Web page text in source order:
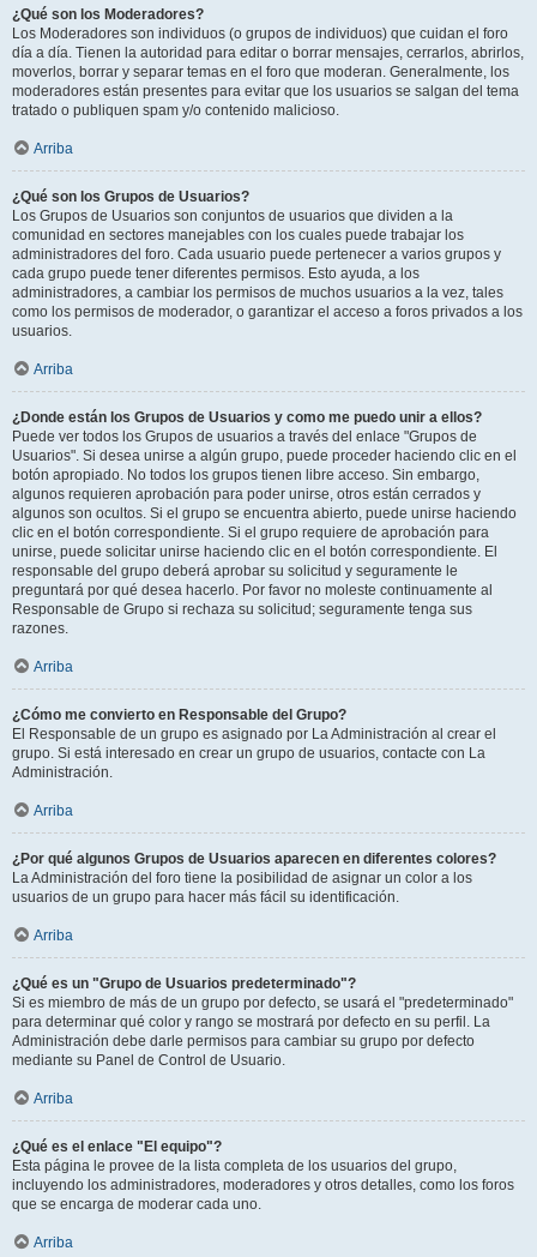
¿Qué son los Moderadores?
Los Moderadores son individuos (o grupos de individuos) que cuidan el foro
día a día. Tienen la autoridad para editar o borrar mensajes, cerrarlos, abrirlos,
moverlos, borrar y separar temas en el foro que moderan. Generalmente, los
moderadores están presentes para evitar que los usuarios se salgan del tema
tratado o publiquen spam y/o contenido malicioso.
Arriba
¿Qué son los Grupos de Usuarios?
Los Grupos de Usuarios son conjuntos de usuarios que dividen a la
comunidad en sectores manejables con los cuales puede trabajar los
administradores del foro. Cada usuario puede pertenecer a varios grupos y
cada grupo puede tener diferentes permisos. Esto ayuda, a los
administradores, a cambiar los permisos de muchos usuarios a la vez, tales
como los permisos de moderador, o garantizar el acceso a foros privados a los
usuarios.
Arriba
¿Donde están los Grupos de Usuarios y como me puedo unir a ellos?
Puede ver todos los Grupos de usuarios a través del enlace "Grupos de
Usuarios". Si desea unirse a algún grupo, puede proceder haciendo clic en el
botón apropiado. No todos los grupos tienen libre acceso. Sin embargo,
algunos requieren aprobación para poder unirse, otros están cerrados y
algunos son ocultos. Si el grupo se encuentra abierto, puede unirse haciendo
clic en el botón correspondiente. Si el grupo requiere de aprobación para
unirse, puede solicitar unirse haciendo clic en el botón correspondiente. El
responsable del grupo deberá aprobar su solicitud y seguramente le
preguntará por qué desea hacerlo. Por favor no moleste continuamente al
Responsable de Grupo si rechaza su solicitud; seguramente tenga sus
razones.
Arriba
¿Cómo me convierto en Responsable del Grupo?
El Responsable de un grupo es asignado por La Administración al crear el
grupo. Si está interesado en crear un grupo de usuarios, contacte con La
Administración.
Arriba
¿Por qué algunos Grupos de Usuarios aparecen en diferentes colores?
La Administración del foro tiene la posibilidad de asignar un color a los
usuarios de un grupo para hacer más fácil su identificación.
Arriba
¿Qué es un "Grupo de Usuarios predeterminado"?
Si es miembro de más de un grupo por defecto, se usará el "predeterminado"
para determinar qué color y rango se mostrará por defecto en su perfil. La
Administración debe darle permisos para cambiar su grupo por defecto
mediante su Panel de Control de Usuario.
Arriba
¿Qué es el enlace "El equipo"?
Esta página le provee de la lista completa de los usuarios del grupo,
incluyendo los administradores, moderadores y otros detalles, como los foros
que se encarga de moderar cada uno.
Arriba